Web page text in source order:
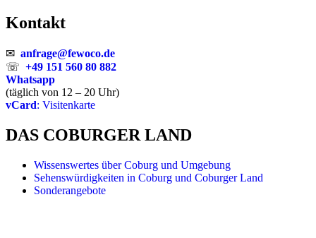
Kontakt
✉ anfrage@fewoco.de
☏ +49 151 560 80 882
Whatsapp
(täglich von 12 – 20 Uhr)
vCard: Visitenkarte
DAS COBURGER LAND
Wissenswertes über Coburg und Umgebung
Sehenswürdigkeiten in Coburg und Coburger Land
Sonderangebote